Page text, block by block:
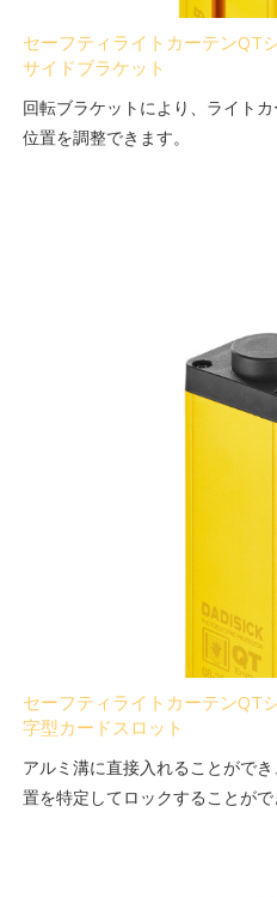
セーフティライトカーテンQT
サイドブラケット
回転ブラケットにより、ライト
位置を調整できます。
セーフティライトカーテンQT
字型カードスロット
アルミ溝に直接入れることがで
置を特定してロックすることがで